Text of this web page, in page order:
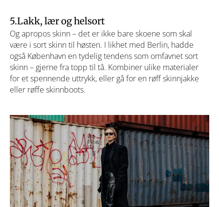
5.Lakk, lær og helsort
Og apropos skinn – det er ikke bare skoene som skal
være i sort skinn til høsten. I likhet med Berlin, hadde
også København en tydelig tendens som omfavnet sort
skinn – gjerne fra topp til tå. Kombiner ulike materialer
for et spennende uttrykk, eller gå for en røff skinnjakke
eller røffe skinnboots.